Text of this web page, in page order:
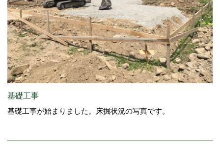
基礎工事
基礎工事が始まりました。床掘状況の写真です。